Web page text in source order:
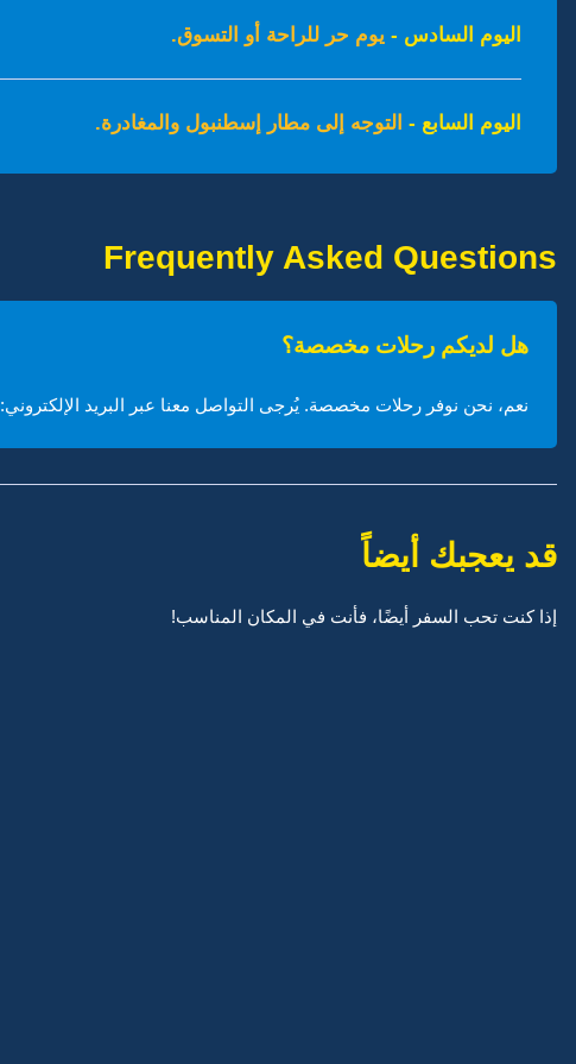
اليوم السادس - يوم حر للراحة أو التسوق.
اليوم السابع - التوجه إلى مطار إسطنبول والمغادرة.
Frequently Asked Questions
هل لديكم رحلات مخصصة؟
نعم، نحن نوفر رحلات مخصصة. يُرجى التواصل معنا عبر البريد الإلكتروني:
قد يعجبك أيضاً
إذا كنت تحب السفر أيضًا، فأنت في المكان المناسب!